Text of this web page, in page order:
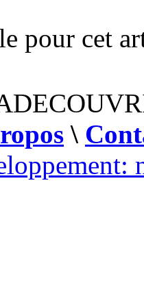
pour cet
\